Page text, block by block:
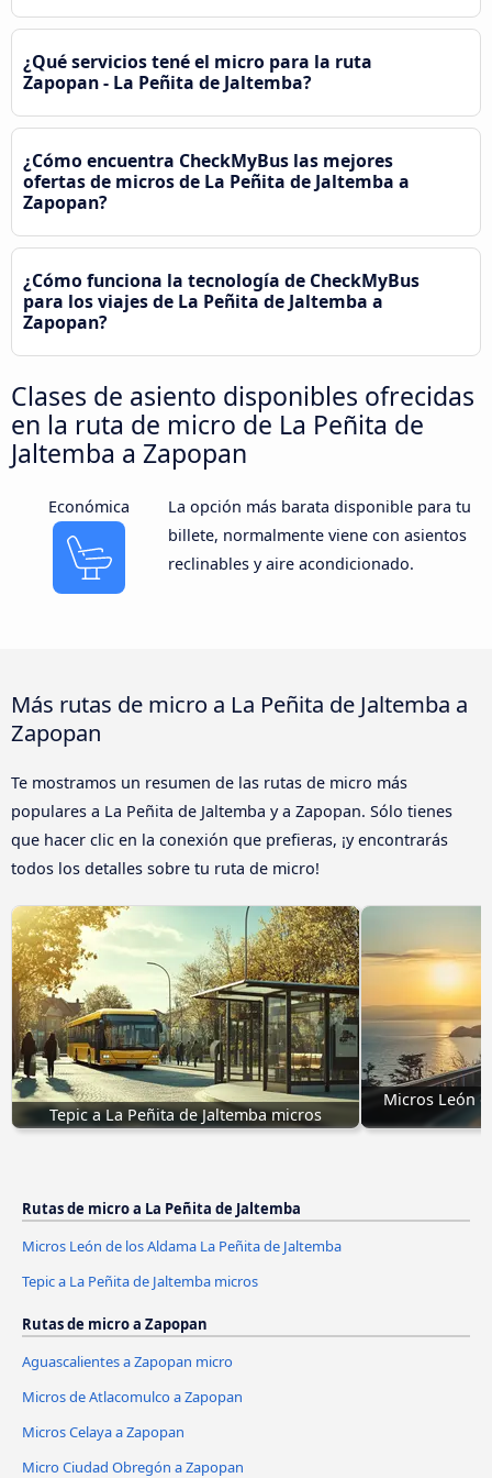
¿Qué servicios tené el micro para la ruta
Zapopan - La Peñita de Jaltemba?
¿Cómo encuentra CheckMyBus las mejores
ofertas de micros de La Peñita de Jaltemba a
Zapopan?
¿Cómo funciona la tecnología de CheckMyBus
para los viajes de La Peñita de Jaltemba a
Zapopan?
Clases de asiento disponibles ofrecidas
en la ruta de micro de La Peñita de
Jaltemba a Zapopan
Económica
La opción más barata disponible para tu
billete, normalmente viene con asientos
reclinables y aire acondicionado.
Más rutas de micro a La Peñita de Jaltemba a
Zapopan
Te mostramos un resumen de las rutas de micro más
populares a La Peñita de Jaltemba y a Zapopan. Sólo tienes
que hacer clic en la conexión que prefieras, ¡y encontrarás
todos los detalles sobre tu ruta de micro!
Tepic a La Peñita de Jaltemba micros
Micros León
Rutas de micro a La Peñita de Jaltemba
Micros León de los Aldama La Peñita de Jaltemba
Tepic a La Peñita de Jaltemba micros
Rutas de micro a Zapopan
Aguascalientes a Zapopan micro
Micros de Atlacomulco a Zapopan
Micros Celaya a Zapopan
Micro Ciudad Obregón a Zapopan